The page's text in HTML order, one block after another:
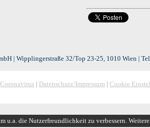
| Wipplingerstraße 32/Top 23-25, 1010 Wien |
Coronavirus | Datenschutz/Impressum | Cookie
u.a. die Nutzerfreundlichkeit zu verbessern.